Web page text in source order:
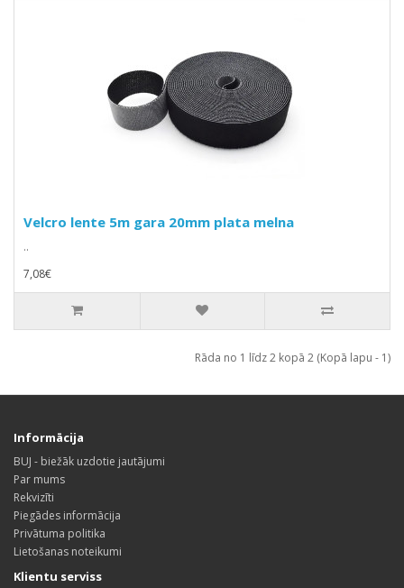
Velcro lente 5m gara 20mm plata melna
..
7,08€
Rāda no 1 līdz 2 kopā 2 (Kopā lapu - 1)
Informācija
BUJ - biežāk uzdotie jautājumi
Par mums
Rekvizīti
Piegādes informācija
Privātuma politika
Lietošanas noteikumi
Klientu serviss